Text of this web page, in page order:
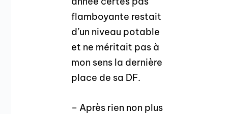
flamboyante restait
d’un niveau potable
et ne méritait pas à
mon sens la dernière
place de sa DF.
– Après rien non plus